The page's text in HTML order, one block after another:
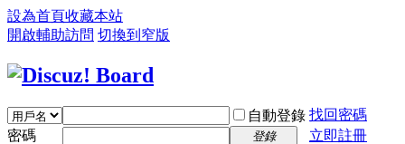
設為首頁收藏本站
開啟輔助訪問 切換到窄版
自動登錄 找回密碼
密碼
登錄
立即註冊